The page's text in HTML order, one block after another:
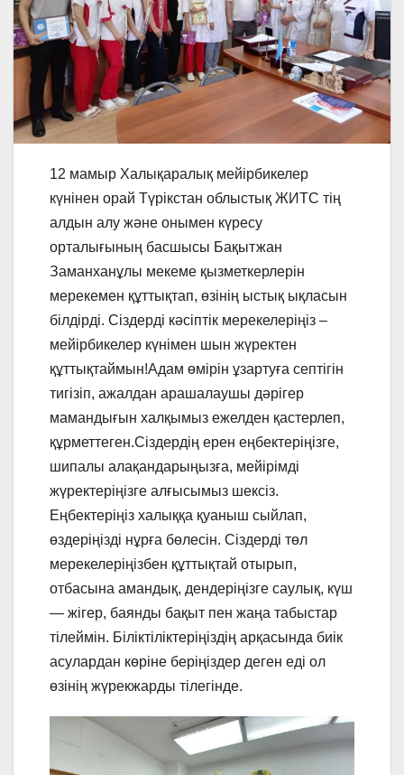
12 мамыр Халықаралық мейірбикелер
күнінен орай Түрікстан облыстық ЖИТС тің
алдын алу және онымен күресу
орталығының басшысы Бақытжан
Заманханұлы мекеме қызметкерлерін
мерекемен құттықтап, өзінің ыстық ықласын
білдірді. Сіздерді кәсіптік мерекелеріңіз –
мейірбикелер күнімен шын жүректен
құттықтаймын!Адам өмірін ұзартуға септігін
тигізіп, ажалдан арашалаушы дәрігер
мамандығын халқымыз ежелден қастерлеп,
құрметтеген.Сіздердің ерен еңбектеріңізге,
шипалы алақандарыңызға, мейірімді
жүректеріңізге алғысымыз шексіз.
Еңбектеріңіз халыққа қуаныш сыйлап,
өздеріңізді нұрға бөлесін. Сіздерді төл
мерекелеріңізбен құттықтай отырып,
отбасына амандық, дендеріңізге саулық, күш
— жігер, баянды бақыт пен жаңа табыстар
тілеймін. Біліктіліктеріңіздің арқасында биік
асулардан көріне беріңіздер деген еді ол
өзінің жүрекжарды тілегінде.